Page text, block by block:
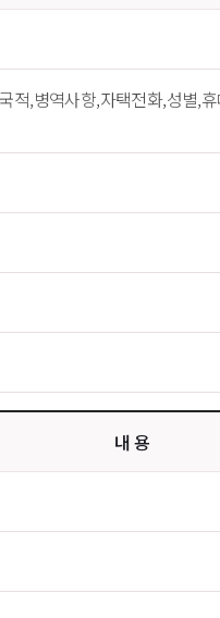
,병역사항,자택전화,성별,
내 용